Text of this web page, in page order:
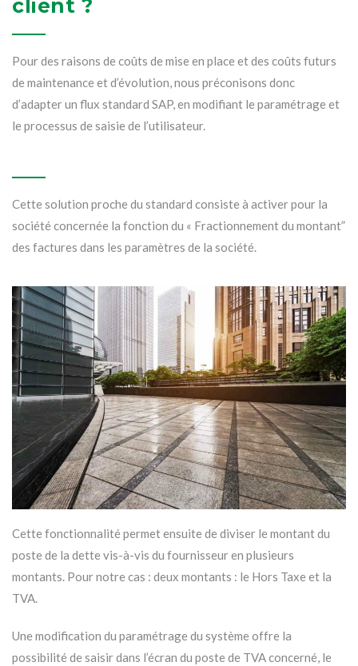
client ?
Pour des raisons de coûts de mise en place et des coûts futurs
de maintenance et d’évolution, nous préconisons donc
d’adapter un flux standard SAP, en modifiant le paramétrage et
le processus de saisie de l’utilisateur.
Cette solution proche du standard consiste à activer pour la
société concernée la fonction du « Fractionnement du montant”
des factures dans les paramètres de la société.
Cette fonctionnalité permet ensuite de diviser le montant du
poste de la dette vis-à-vis du fournisseur en plusieurs
montants. Pour notre cas : deux montants : le Hors Taxe et la
TVA.
Une modification du paramétrage du système offre la
possibilité de saisir dans l’écran du poste de TVA concerné, le